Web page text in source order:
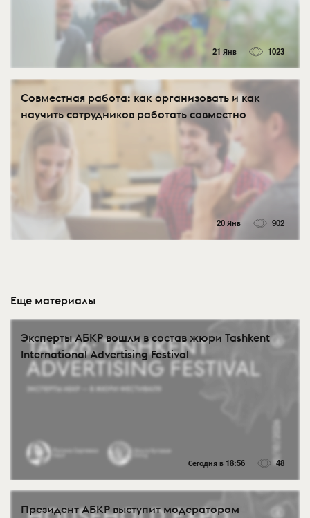
21 Янв 1023
Совместная работа: как организовать и как
научить сотрудников работать совместно
20 Янв 902
Еще материалы
Эксперты АБКР вошли в состав жюри Tashkent
International Advertising Festival
Сегодня в 18:56 48
Президент АБКР выступит модератором